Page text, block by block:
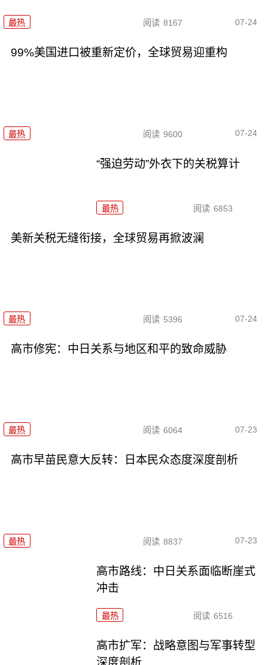
最热 阅读 8167 07-24
99%美国进口被重新定价，全球贸易迎重构
最热 阅读 9600 07-24
“强迫劳动”外衣下的关税算计
最热 阅读 6853
美新关税无缝衔接，全球贸易再掀波澜
最热 阅读 5396 07-24
高市修宪：中日关系与地区和平的致命威胁
最热 阅读 6064 07-23
高市早苗民意大反转：日本民众态度深度剖析
最热 阅读 8837 07-23
高市路线：中日关系面临断崖式
冲击
最热 阅读 6516
高市扩军：战略意图与军事转型
深度剖析